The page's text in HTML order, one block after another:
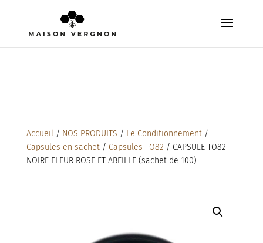
Accueil/ NOS PRODUITS / Le Conditionnement/
Capsules en sachet/ Capsules TO82 / CAPSULE TO82
NOIRE FLEUR ROSE ET ABEILLE (sachet de 100)